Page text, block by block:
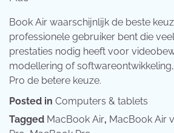
Book Air waarschijnlijk de beste
professionele gebruiker bent die
prestaties nodig heeft voor
modellering of
Pro de betere keuze.
Posted in Computers & tablets
Tagged MacBook Air, MacBook Air